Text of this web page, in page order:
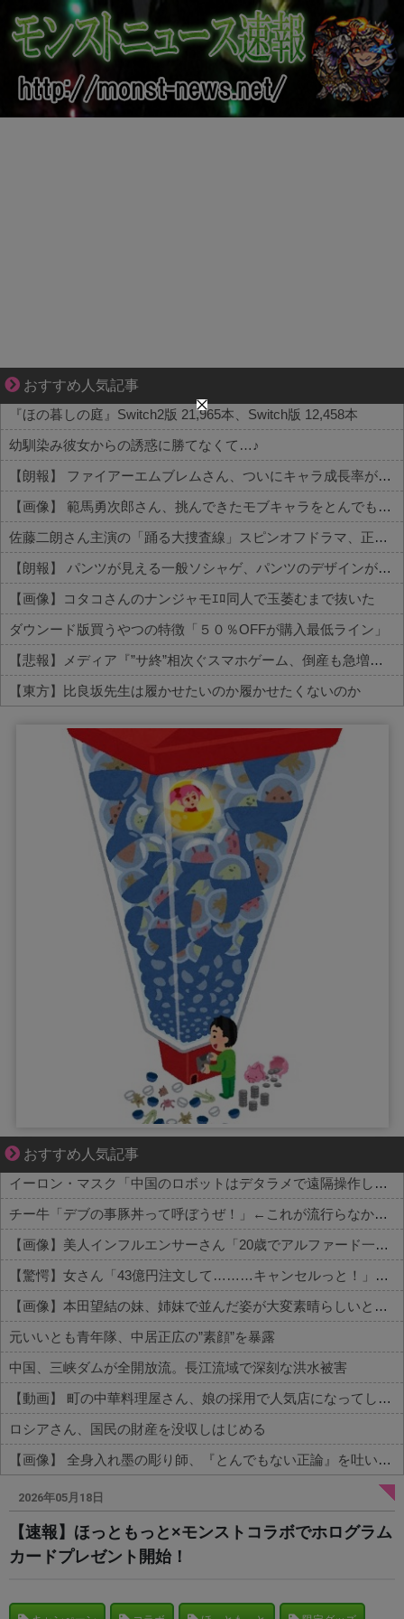
おすすめ人気記事
ぜんぶ私が中心、そう思った瞬間から歪み出す
『ほの暮しの庭』Switch2版 21,965本、Switch版 12,458本
幼馴染み彼女からの誘惑に勝てなくて…♪
【朗報】 ファイアーエムブレムさん、ついにキャラ成長率がゲーム内で見れるようになる
【画像】 範馬勇次郎さん、挑んできたモブキャラをとんでもない目に合わせてしまう
佐藤二朗さん主演の「踊る大捜査線」スピンオフドラマ、正式に中止との報道
【朗報】 パンツが見える一般ソシャゲ、パンツのデザインが上方修正される
【画像】コタコさんのナンジャモｴﾛ同人で玉萎むまで抜いた
ダウンード版買うやつの特徴「５０％OFFが購入最低ライン」
【悲報】メディア『”サ終”相次ぐスマホゲーム、倒産も急増。過去最多ペースで推移』
【東方】比良坂先生は履かせたいのか履かせたくないのか
Powered by livedoor 相互RSS
おすすめ人気記事
それは純愛か、それともストーカー疑惑か
イーロン・マスク「中国のロボットはデタラメで遠隔操作してるだけ」
チー牛「デブの事豚丼って呼ぼうぜ！」←これが流行らなかった理由
【画像】美人インフルエンサーさん「20歳でアルファード一括で買えちゃう私って素敵」←これってガチなん？それともネタなん？w w w w w w w w w
【驚愕】女さん「43億円注文して………キャンセルっと！」←こいつの目的って一体なんなの？？？？？？？
【画像】本田望結の妹、姉妹で並んだ姿が大変素晴らしいと話題にw w w w w w w
元いいとも青年隊、中居正広の”素顔”を暴露
中国、三峡ダムが全開放流。長江流域で深刻な洪水被害
【動画】 町の中華料理屋さん、娘の採用で人気店になってしまう
ロシアさん、国民の財産を没収しはじめる
【画像】 全身入れ墨の彫り師、『とんでもない正論』を吐いて30万再生されてしまうｗｗｗｗｗｗｗ
Powered by livedoor 相互RSS
2026年05月18日
【速報】ほっともっと×モンストコラボでホログラム
カードプレゼント開始！